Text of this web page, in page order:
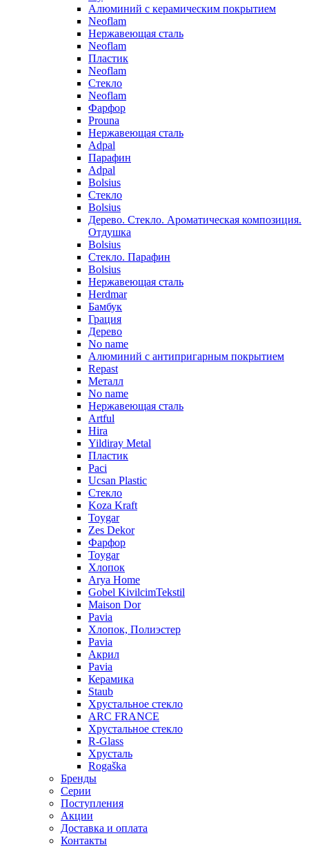
Алюминий с керамическим покрытием
Neoflam
Нержавеющая сталь
Neoflam
Пластик
Neoflam
Стекло
Neoflam
Фарфор
Prouna
Нержавеющая сталь
Adpal
Парафин
Adpal
Bolsius
Стекло
Bolsius
Дерево. Стекло. Ароматическая композиция.
Отдушка
Bolsius
Стекло. Парафин
Bolsius
Нержавеющая сталь
Herdmar
Бамбук
Грация
Дерево
No name
Алюминий с антипригарным покрытием
Repast
Металл
No name
Нержавеющая сталь
Artful
Hira
Yildiray Metal
Пластик
Paci
Ucsan Plastic
Стекло
Koza Kraft
Toygar
Zes Dekor
Фарфор
Toygar
Хлопок
Arya Home
Gobel KivilcimTekstil
Maison Dor
Pavia
Хлопок, Полиэстер
Pavia
Акрил
Pavia
Керамика
Staub
Хрустальное стекло
ARC FRANCE
Хрустальное стекло
R-Glass
Хрусталь
Rogaška
Бренды
Серии
Поступления
Акции
Доставка и оплата
Контакты